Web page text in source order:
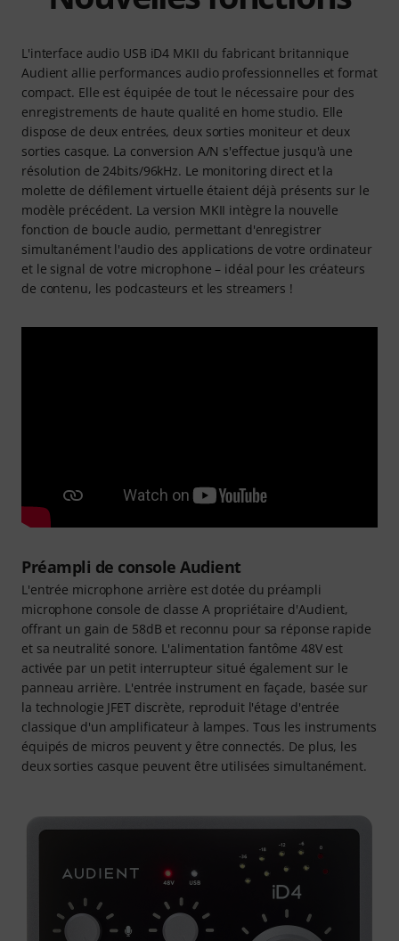
L'interface audio USB iD4 MKII du fabricant britannique
Audient allie performances audio professionnelles et format
compact. Elle est équipée de tout le nécessaire pour des
enregistrements de haute qualité en home studio. Elle
dispose de deux entrées, deux sorties moniteur et deux
sorties casque. La conversion A/N s'effectue jusqu'à une
résolution de 24bits/96kHz. Le monitoring direct et la
molette de défilement virtuelle étaient déjà présents sur le
modèle précédent. La version MKII intègre la nouvelle
fonction de boucle audio, permettant d'enregistrer
simultanément l'audio des applications de votre ordinateur
et le signal de votre microphone – idéal pour les créateurs
de contenu, les podcasteurs et les streamers !
Préampli de console Audient
L'entrée microphone arrière est dotée du préampli
microphone console de classe A propriétaire d'Audient,
offrant un gain de 58dB et reconnu pour sa réponse rapide
et sa neutralité sonore. L'alimentation fantôme 48V est
activée par un petit interrupteur situé également sur le
panneau arrière. L'entrée instrument en façade, basée sur
la technologie JFET discrète, reproduit l'étage d'entrée
classique d'un amplificateur à lampes. Tous les instruments
équipés de micros peuvent y être connectés. De plus, les
deux sorties casque peuvent être utilisées simultanément.